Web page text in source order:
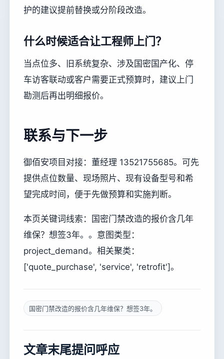
护的建议提前替换或分阶段改造。
什么时候适合让工程师上门？
当点位多、旧系统复杂、涉及国密国产化、停
车访客联动或客户需要正式预算时，建议上门
勘测后再出明细报价。
联系与下一步
御佰安项目对接：董经理 13521755685。可先
提供点位数量、现场照片、现有设备型号和希
望完成时间，便于先做预算和实施判断。
本页关键词线索：国密门禁改造的报价含几年
维保？想签3年。。意图类型：
project_demand。相关聚类：
['quote_purchase', 'service', 'retrofit']。
国密门禁改造的报价含几年维保？想签3年。
文章末尾提问呼应